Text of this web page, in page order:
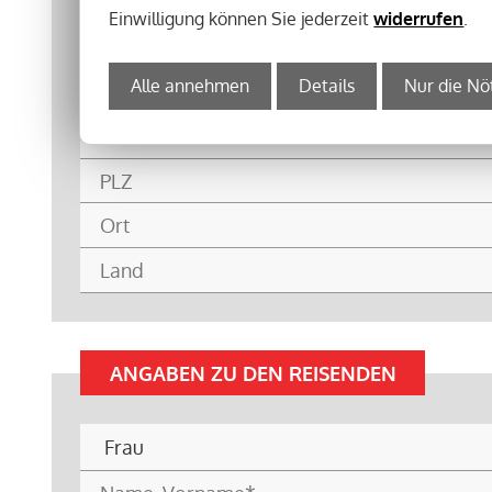
ANGABEN ZU DEN REISENDEN
Einwilligung können Sie jederzeitwiderrufen
Alle annehmen Details Nur die